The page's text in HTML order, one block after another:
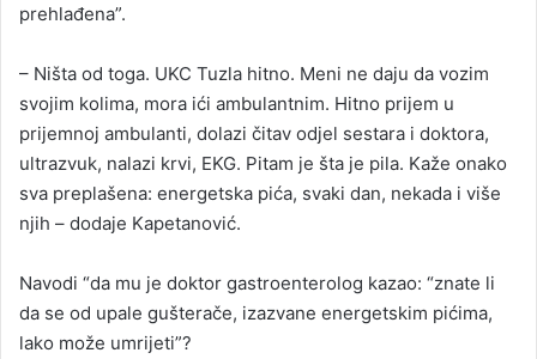
prehlađena”.
– Ništa od toga. UKC Tuzla hitno. Meni ne daju da vozim
svojim kolima, mora ići ambulantnim. Hitno prijem u
prijemnoj ambulanti, dolazi čitav odjel sestara i doktora,
ultrazvuk, nalazi krvi, EKG. Pitam je šta je pila. Kaže onako
sva preplašena: energetska pića, svaki dan, nekada i više
njih – dodaje Kapetanović.
Navodi “da mu je doktor gastroenterolog kazao: “znate li
da se od upale gušterače, izazvane energetskim pićima,
lako može umrijeti”?